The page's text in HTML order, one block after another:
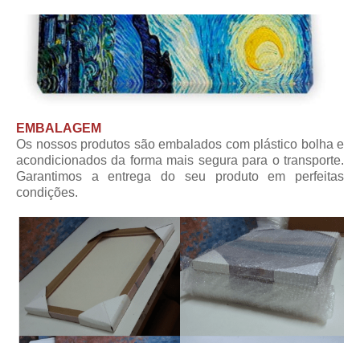
EMBALAGEM
Os nossos produtos são embalados com plástico bolha e
acondicionados da forma mais segura para o transporte.
Garantimos a entrega do seu produto em perfeitas
condições.